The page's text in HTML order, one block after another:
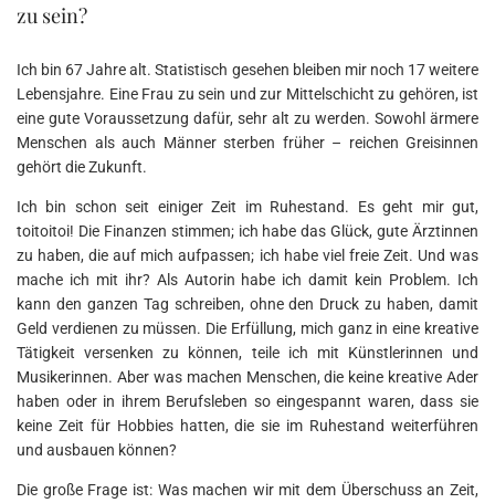
zu sein?
Ich bin 67 Jahre alt. Statistisch gesehen bleiben mir noch 17 weitere
Lebensjahre. Eine Frau zu sein und zur Mittelschicht zu gehören, ist
eine gute Voraussetzung dafür, sehr alt zu werden. Sowohl ärmere
Menschen als auch Männer sterben früher – reichen Greisinnen
gehört die Zukunft.
Ich bin schon seit einiger Zeit im Ruhestand. Es geht mir gut,
toitoitoi! Die Finanzen stimmen; ich habe das Glück, gute Ärztinnen
zu haben, die auf mich aufpassen; ich habe viel freie Zeit. Und was
mache ich mit ihr? Als Autorin habe ich damit kein Problem. Ich
kann den ganzen Tag schreiben, ohne den Druck zu haben, damit
Geld verdienen zu müssen. Die Erfüllung, mich ganz in eine kreative
Tätigkeit versenken zu können, teile ich mit Künstlerinnen und
Musikerinnen. Aber was machen Menschen, die keine kreative Ader
haben oder in ihrem Berufsleben so eingespannt waren, dass sie
keine Zeit für Hobbies hatten, die sie im Ruhestand weiterführen
und ausbauen können?
Die große Frage ist: Was machen wir mit dem Überschuss an Zeit,